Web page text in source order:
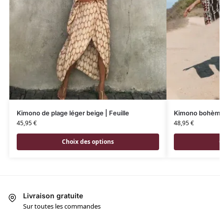
Kimono de plage léger beige | Feuille
45,95€
Choix des options
Kimono
48,95€
Livraison gratuite
Sur toutes les commandes